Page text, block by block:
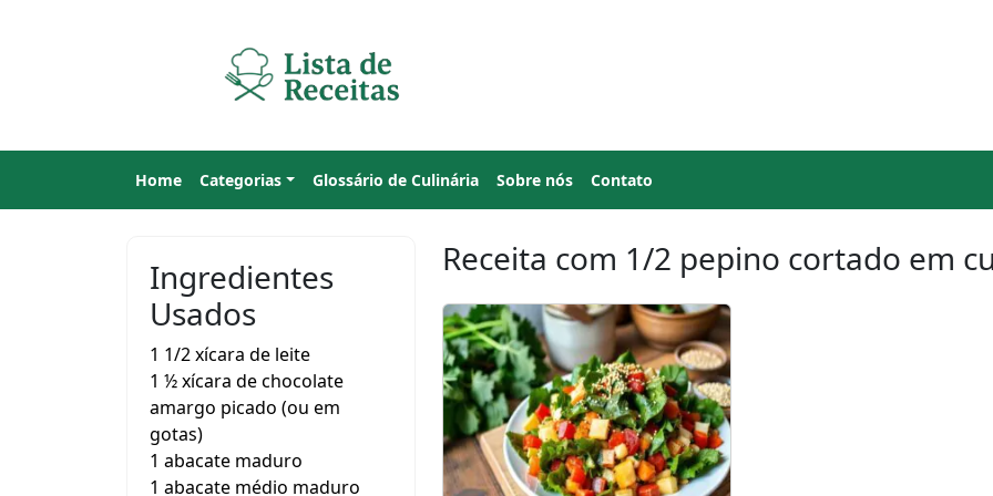
Home Categorias Glossário de Culinária Sobre nós Contato
Ingredientes
Usados
1 1/2 xícara de leite
1 ½ xícara de chocolate
amargo picado (ou em
gotas)
1 abacate maduro
1 abacate médio maduro
Receita com 1/2 pepino cortado em